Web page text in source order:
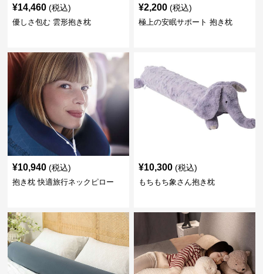
¥14,460 (税込)
優しさ包む 雲形抱き枕
¥2,200 (税込)
極上の安眠サポート 抱き枕
¥10,940 (税込)
抱き枕 快適旅行ネックピロー
¥10,300 (税込)
もちもち象さん抱き枕